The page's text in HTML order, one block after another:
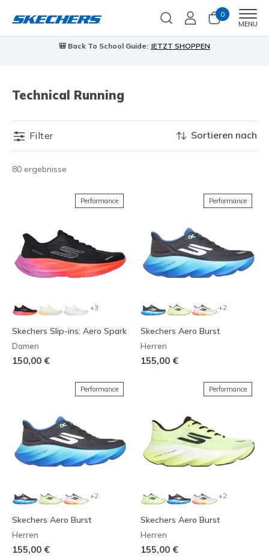
0
MENU
🎒 Back To School Guide: JETZT SHOPPEN
Technical Running
Filter
80 ergebnisse
Sortieren nach
Performance
+3
Skechers Slip-ins: Aero Spark
Damen
150,00 €
Performance
+2
Skechers Aero Burst
Herren
155,00 €
Performance
+2
Skechers Aero Burst
Herren
155,00 €
Performance
+2
Skechers Aero Burst
Herren
155,00 €